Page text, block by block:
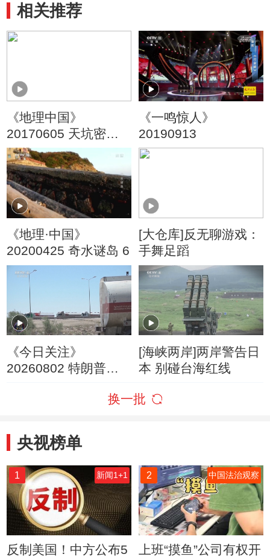
相关推荐
《地理中国》
20170605 天坑密档·
阿佤山中的神坑
《一鸣惊人》
20190913
《地理·中国》
20200425 奇水谜岛 6
[大仓库]反无聊游戏：
手舞足蹈
《今日关注》
20260802 特朗普叫
朗称摧毁美军F-35战
[海峡两岸]两岸警告日
本 别碰台海红线
换一批
央视榜单
1 新闻1+1
反制美国！中方公布5
2 中国法治观察
上班“摸鱼”公司有权开